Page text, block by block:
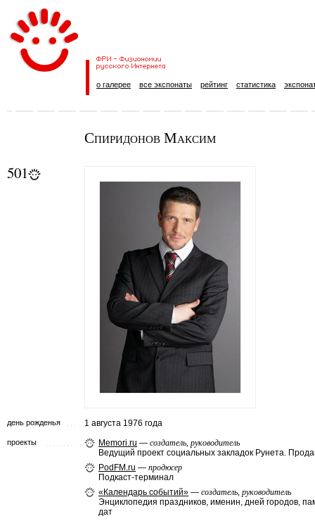
о галерее все экспонаты рейтинг статистика
Спиридонов Максим
501
день рожденья 1 августа 1976 года
проекты Memori.ru — создатель, руководитель
Ведущий проект социальных закладок Рунета.
PodFM.ru — продюсер
Подкаст-терминал
«Календарь событий» — создатель, руководитель
Энциклопедия праздников, именин, дней городов,
дат